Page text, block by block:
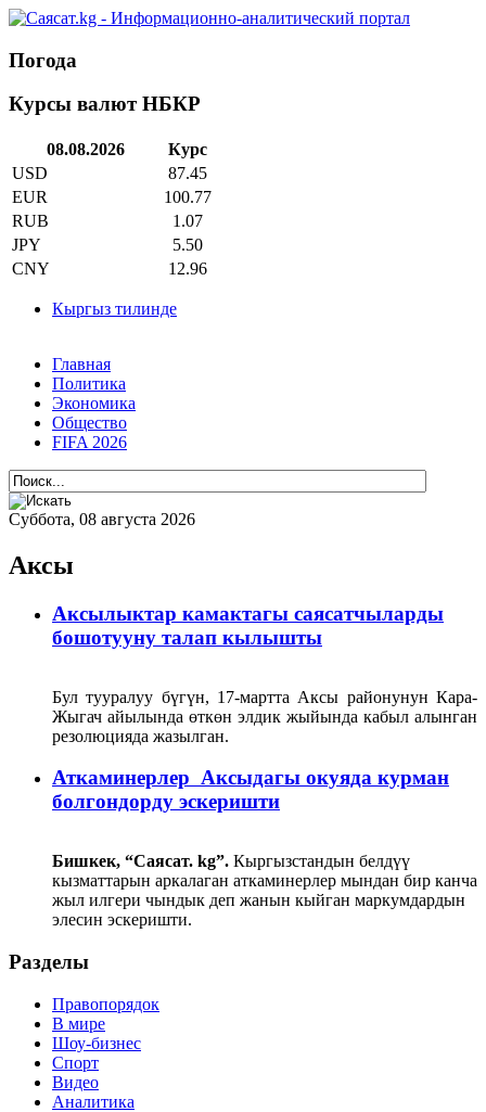
Погода
Курсы валют НБКР
08.08.2026
Курс
USD
87.45
EUR
100.77
RUB
1.07
JPY
5.50
CNY
12.96
Кыргыз тилинде
Главная
Политика
Экономика
Общество
FIFA 2026
Суббота, 08 августа 2026
Аксы
Аксылыктар камактагы саясатчыларды
бошотууну талап кылышты
Бул тууралуу бүгүн, 17-мартта Аксы районунун Кара-
Жыгач айылында өткөн элдик жыйында кабыл алынган
резолюцияда жазылган.
Аткаминерлер Аксыдагы окуяда курман
болгондорду эскеришти
Бишкек, “Саясат. kg”. Кыргызстандын белдүү
кызматтарын аркалаган аткаминерлер мындан бир канча
жыл илгери чындык деп жанын кыйган маркумдардын
элесин эскеришти.
Разделы
Правопорядок
В мире
Шоу-бизнес
Спорт
Видео
Аналитика